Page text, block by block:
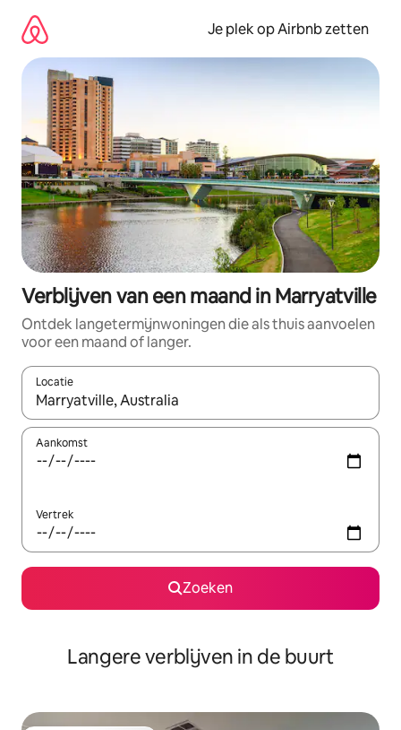
direct
naar
inhoud
Je plek op Airbnb zetten
Verblijven van een maand in Marryatville
Ontdek langetermijnwoningen die als thuis aanvoelen
voor een maand of langer.
Locatie
Wanneer er resultaten beschikbaar zijn, maak je een keuze
Aankomst
Vertrek
Zoeken
Langere verblijven in de buurt